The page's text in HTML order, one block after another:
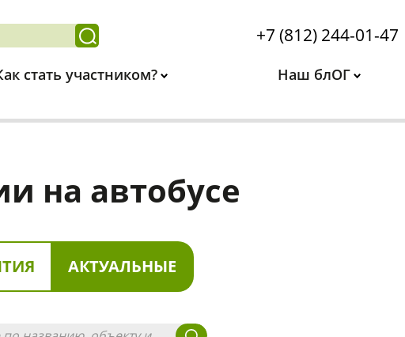
+7 (812) 244-01-47
стать участником? Наш блОГ
на автобусе
АКТУАЛЬНЫЕ